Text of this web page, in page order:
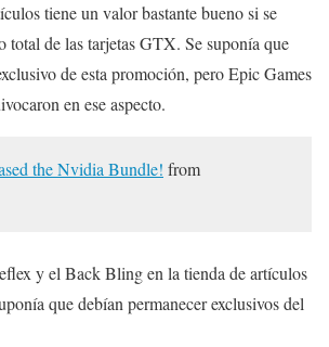
tiene un valor bastante bueno si se
total de las tarjetas GTX. Se suponía que
de esta promoción, pero Epic Games
en ese aspecto.
the Nvidia Bundle! from
y el Back Bling en la tienda de artículos
que debían permanecer exclusivos del